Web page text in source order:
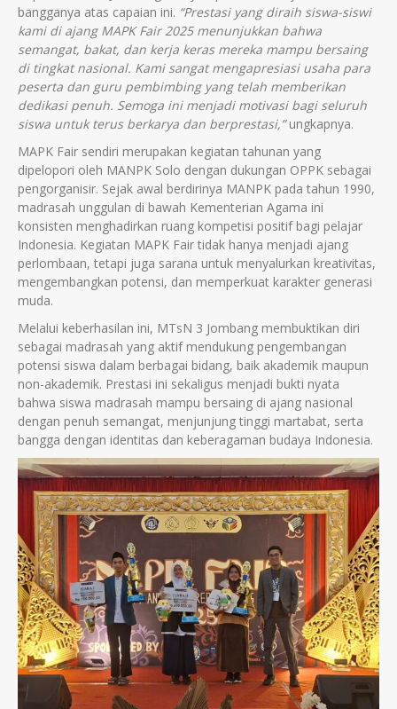
bangganya atas capaian ini. “Prestasi yang diraih siswa-siswi
kami di ajang MAPK Fair 2025 menunjukkan bahwa
semangat, bakat, dan kerja keras mereka mampu bersaing
di tingkat nasional. Kami sangat mengapresiasi usaha para
peserta dan guru pembimbing yang telah memberikan
dedikasi penuh. Semoga ini menjadi motivasi bagi seluruh
siswa untuk terus berkarya dan berprestasi,”ungkapnya.
MAPK Fair sendiri merupakan kegiatan tahunan yang
dipelopori oleh MANPK Solo dengan dukungan OPPK sebagai
pengorganisir. Sejak awal berdirinya MANPK pada tahun 1990,
madrasah unggulan di bawah Kementerian Agama ini
konsisten menghadirkan ruang kompetisi positif bagi pelajar
Indonesia. Kegiatan MAPK Fair tidak hanya menjadi ajang
perlombaan, tetapi juga sarana untuk menyalurkan kreativitas,
mengembangkan potensi, dan memperkuat karakter generasi
muda.
Melalui keberhasilan ini, MTsN 3 Jombang membuktikan diri
sebagai madrasah yang aktif mendukung pengembangan
potensi siswa dalam berbagai bidang, baik akademik maupun
non-akademik. Prestasi ini sekaligus menjadi bukti nyata
bahwa siswa madrasah mampu bersaing di ajang nasional
dengan penuh semangat, menjunjung tinggi martabat, serta
bangga dengan identitas dan keberagaman budaya Indonesia.